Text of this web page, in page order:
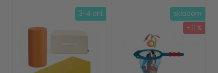
3-4 dni skladom
- 11 %